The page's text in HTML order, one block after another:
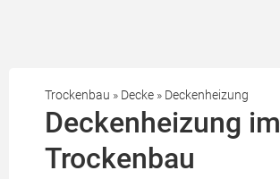
Trockenbau » Decke » Deckenheizung
Deckenheizung im
Trockenbau